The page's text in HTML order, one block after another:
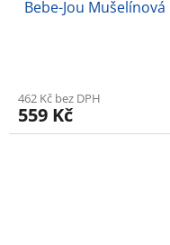
Bebe-Jou
462 Kč bez DPH
559 Kč